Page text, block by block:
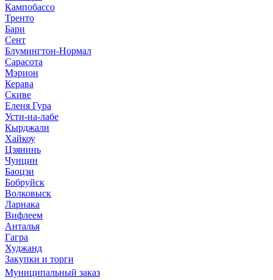
Кампобассо
Тренто
Бари
Сент
Блумингтон-Нормал
Сарасота
Мэрион
Керава
Скиве
Еленя Гура
Усти-на-лабе
Кырджали
Хайкоу
Цзянинь
Чунцин
Баоцзи
Бобруйск
Волковыск
Ларнака
Вифлеем
Анталья
Гагра
Худжанд
Закупки и торги
Муниципальный заказ